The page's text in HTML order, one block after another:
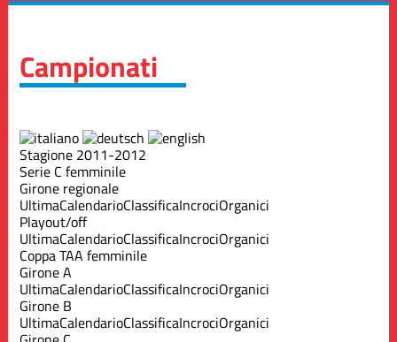
Campionati
Stagione 2011-2012
Serie C femminile
Girone regionale
UltimaCalendarioClassificaIncrociOrganici
Playout/off
UltimaCalendarioClassificaIncrociOrganici
Coppa TAA femminile
Girone A
UltimaCalendarioClassificaIncrociOrganici
Girone B
UltimaCalendarioClassificaIncrociOrganici